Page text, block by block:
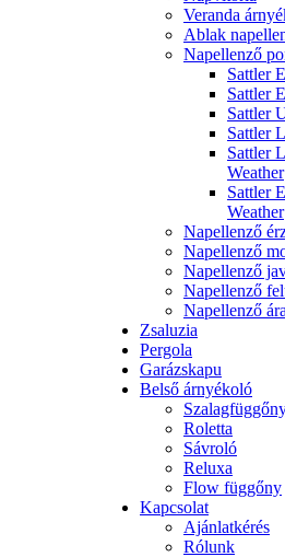
Veranda
Ablak
Napellenző
Sattler
Sattler
Sattler
Sattler
Sattler
Weather
Sattler
Weather
Napellenző
Napellenző
Napellenző
Napellenző
Napellenző
Zsaluzia
Pergola
Garázskapu
Belső árnyékoló
Roletta
Sávroló
Reluxa
Flow függőny
Kapcsolat
Ajánlatkérés
Rólunk